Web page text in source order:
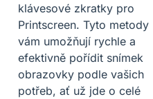
klávesové zkratky pro
Printscreen. Tyto metody
vám umožňují rychle a
efektivně pořídit snímek
obrazovky podle vašich
potřeb, ať už jde o celé